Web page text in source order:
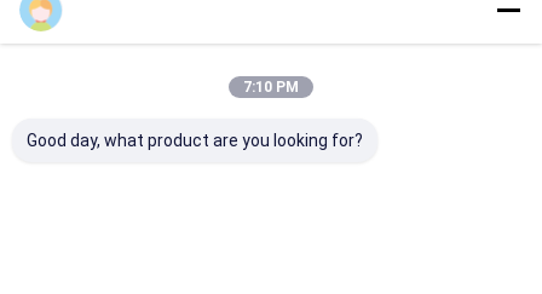
Geadviseerde Producten
7:10 PM
Good day, what product are you looking for?